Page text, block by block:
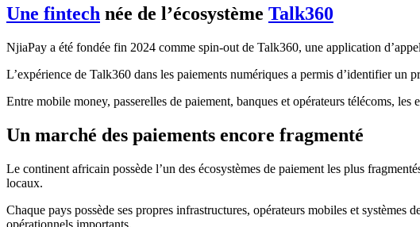
Une fintech née de l’écosystème Talk360
NjiaPay a été fondée fin 2024 comme spin-out de Talk360, une application
L’expérience de Talk360 dans les paiements numériques a permis d’identifier un
Entre mobile money, passerelles de paiement, banques et opérateurs télécoms,
Un marché des paiements encore fragmenté
Le continent africain possède l’un des écosystèmes de paiement les plus
locaux.
Chaque pays possède ses propres infrastructures, opérateurs mobiles et
opérationnels importants.